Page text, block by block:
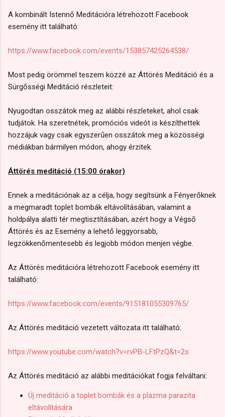
A kombinált Istennő Meditációra létrehozott Facebook
esemény itt található:
https://www.facebook.com/events/153857425264538/
Most pedig örömmel teszem közzé az Áttörés Meditáció és a
Sürgősségi Meditáció részleteit:
Nyugodtan osszátok meg az alábbi részleteket, ahol csak
tudjátok. Ha szeretnétek, promóciós videót is készíthettek
hozzájuk vagy csak egyszerűen osszátok meg a közösségi
médiákban bármilyen módon, ahogy érzitek.
Áttörés meditáció (15:00 órakor)
Ennek a meditációnak az a célja, hogy segítsünk a Fényerőknek
a megmaradt toplet bombák eltávolításában, valamint a
holdpálya alatti tér megtisztításában, azért hogy a Végső
Áttörés és az Esemény a lehető leggyorsabb,
legzökkenőmentesebb és legjobb módon menjen végbe.
Az Áttörés meditációra létrehozott Facebook esemény itt
található:
https://www.facebook.com/events/915181055309765/
Az Áttörés meditáció vezetett változata itt található:
https://www.youtube.com/watch?v=rvPB-LFtPzQ&t=2s
Az Áttörés meditáció az alábbi meditációkat fogja felváltani:
Új meditáció a toplet bombák és a plazma parazita
eltávolítására